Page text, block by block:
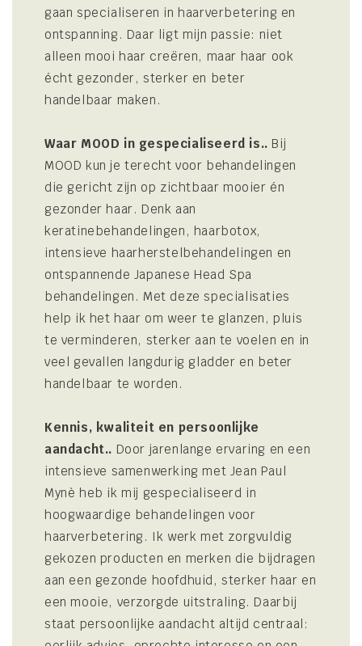
gaan specialiseren in haarverbetering en
ontspanning. Daar ligt mijn passie: niet
alleen mooi haar creëren, maar haar ook
écht gezonder, sterker en beter
handelbaar maken.
Waar MOOD in gespecialiseerd is.. Bij
MOOD kun je terecht voor behandelingen
die gericht zijn op zichtbaar mooier én
gezonder haar. Denk aan
keratinebehandelingen, haarbotox,
intensieve haarherstelbehandelingen en
ontspannende Japanese Head Spa
behandelingen. Met deze specialisaties
help ik het haar om weer te glanzen, pluis
te verminderen, sterker aan te voelen en in
veel gevallen langdurig gladder en beter
handelbaar te worden.
Kennis, kwaliteit en persoonlijke
aandacht.. Door jarenlange ervaring en een
intensieve samenwerking met Jean Paul
Mynè heb ik mij gespecialiseerd in
hoogwaardige behandelingen voor
haarverbetering. Ik werk met zorgvuldig
gekozen producten en merken die bijdragen
aan een gezonde hoofdhuid, sterker haar en
een mooie, verzorgde uitstraling. Daarbij
staat persoonlijke aandacht altijd centraal: